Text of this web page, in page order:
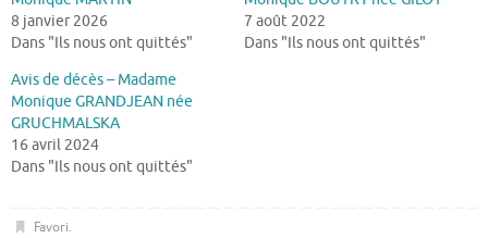
8 janvier 2026
Dans "Ils nous ont quittés"
7 août 2022
Dans "Ils nous ont quittés"
Avis de décès – Madame
Monique GRANDJEAN née
GRUCHMALSKA
16 avril 2024
Dans "Ils nous ont quittés"
Favori.